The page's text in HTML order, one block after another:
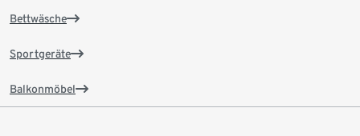
Bettwäsche
Sportgeräte
Balkonmöbel